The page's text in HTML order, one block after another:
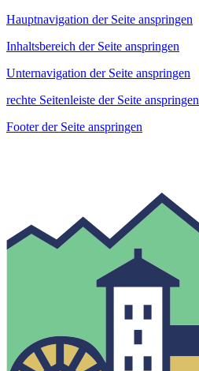
Hauptnavigation der Seite anspringen
Inhaltsbereich der Seite anspringen
Unternavigation der Seite anspringen
rechte Seitenleiste der Seite anspringen
Footer der Seite anspringen